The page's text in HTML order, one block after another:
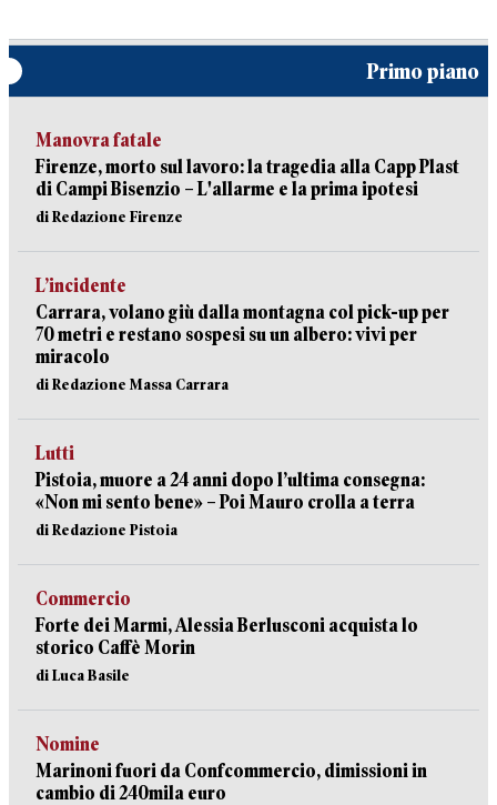
Primo piano
Manovra fatale
Firenze, morto sul lavoro: la tragedia alla Capp Plast
di Campi Bisenzio – L'allarme e la prima ipotesi
di Redazione Firenze
L’incidente
Carrara, volano giù dalla montagna col pick-up per
70 metri e restano sospesi su un albero: vivi per
miracolo
di Redazione Massa Carrara
Lutti
Pistoia, muore a 24 anni dopo l’ultima consegna:
«Non mi sento bene» – Poi Mauro crolla a terra
di Redazione Pistoia
Commercio
Forte dei Marmi, Alessia Berlusconi acquista lo
storico Caffè Morin
di Luca Basile
Nomine
Marinoni fuori da Confcommercio, dimissioni in
cambio di 240mila euro